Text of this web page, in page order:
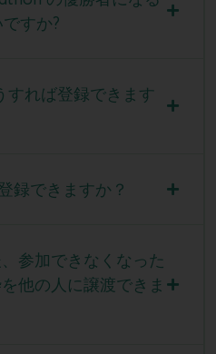
すか?
すれば登録できます
録できますか？
参加できなくなった
他の人に譲渡できま